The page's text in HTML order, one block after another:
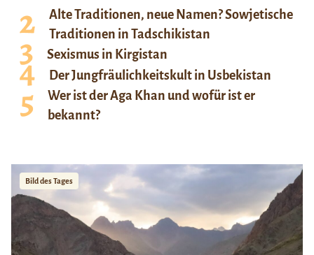
Alte Traditionen, neue Namen? Sowjetische
Traditionen in Tadschikistan
Sexismus in Kirgistan
Der Jungfräulichkeitskult in Usbekistan
Wer ist der Aga Khan und wofür ist er
bekannt?
Bild des Tages